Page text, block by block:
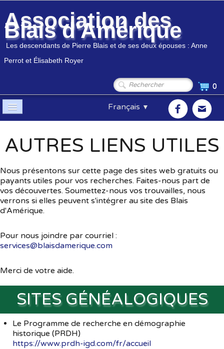
Association des
Blais d'Amérique
Les descendants de Pierre Blais et de ses deux épouses : Anne
Perrot et Élisabeth Royer
0
Français ▼
Association▼
Membres▼
Généalogie▼
Souvenirs ▼
▼
TNG
AUTRES LIENS UTILES
Nous présentons sur cette page des sites web gratuits ou
payants utiles pour vos recherches. Faites-nous part de
vos découvertes. Soumettez-nous vos trouvailles, nous
verrons si elles peuvent s'intégrer au site des Blais
d'Amérique.
Pour nous joindre par courriel :
services@blaisdamerique.com
Merci de votre aide.
SITES GÉNÉALOGIQUES
Le Programme de recherche en démographie
historique (PRDH)
https://www.prdh-igd.com/fr/accueil